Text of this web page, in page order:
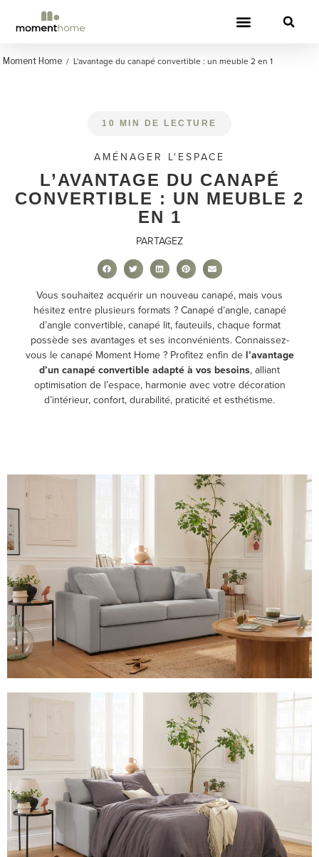
Moment Home / L'avantage du canapé convertible : un meuble 2 en 1
10 MIN DE LECTURE
AMÉNAGER L'ESPACE
L’AVANTAGE DU CANAPÉ
CONVERTIBLE : UN MEUBLE 2
EN 1
PARTAGEZ
Vous souhaitez acquérir un nouveau canapé, mais vous
hésitez entre plusieurs formats ? Canapé d’angle, canapé
d’angle convertible, canapé lit, fauteuils, chaque format
possède ses avantages et ses inconvénients. Connaissez-
vous le canapé Moment Home ? Profitez enfin del’avantage
d’un canapé convertible adapté à vos besoins, alliant
optimisation de l’espace, harmonie avec votre décoration
d’intérieur, confort, durabilité, praticité et esthétisme.